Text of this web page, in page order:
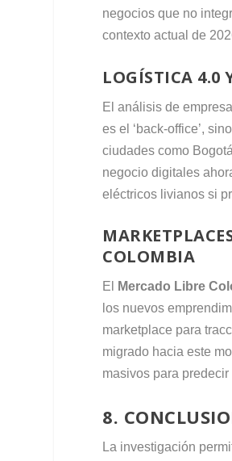
negocios que no
contexto actual de
LOGÍSTICA 4.0
El análisis de
es el ‘back-office’,
ciudades como
negocio digitales
eléctricos livianos si
COLOMBIA
El Mercado Libre
los nuevos
marketplace para
migrado hacia este
masivos para
8.
La investigación